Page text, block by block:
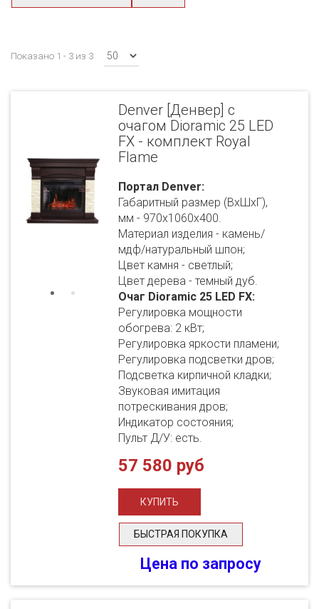
Показано 1 - 3 из 3
Denver [Денвер] с
очагом Dioramic 25 LED
FX - комплект Royal
Flame
Портал Denver:
Габаритный размер (ВхШхГ),
мм - 970х1060х400.
Материал изделия - камень/
мдф/натуральный шпон;
Цвет камня - светлый;
Цвет дерева - темный дуб.
Очаг Dioramic 25 LED FX:
Регулировка мощности
обогрева: 2 кВт;
Регулировка яркости пламени;
Регулировка подсветки дров;
Подсветка кирпичной кладки;
Звуковая имитация
потрескивания дров;
Индикатор состояния;
Пульт Д/У: есть.
57 580 руб
БЫСТРАЯ ПОКУПКА
Цена по запросу